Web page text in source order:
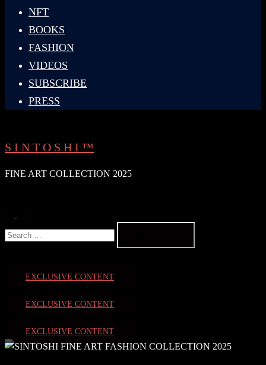
NFT
BOOKS
FASHION
VIDEOS
SUBSCRIBE
PRESS
S I N T O S H I ™
FINE ART COLLECTION 2025
menu
Search
for:
EXCLUSIVE CONTENT
EXCLUSIVE CONTENT
EXCLUSIVE CONTENT